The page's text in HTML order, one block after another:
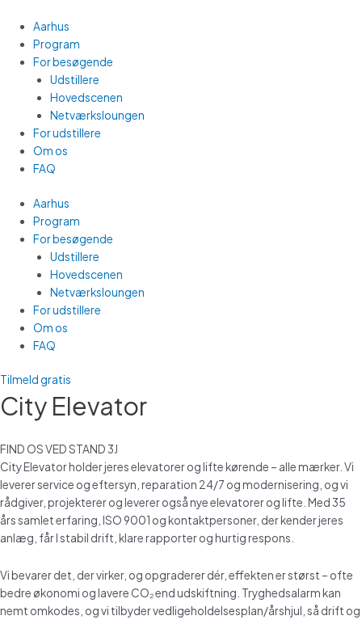
indholdet
Aarhus
Program
For besøgende
Udstillere
Hovedscenen
Netværksloungen
For udstillere
Om os
FAQ
Menu
Aarhus
Program
For besøgende
Udstillere
Hovedscenen
Netværksloungen
For udstillere
Om os
FAQ
Tilmeld gratis
City Elevator
FIND OS VED STAND 3J
City Elevator holder jeres elevatorer og lifte kørende – alle mærker. Vi
leverer service og eftersyn, reparation 24/7 og modernisering, og vi
rådgiver, projekterer og leverer også nye elevatorer og lifte. Med 35
års samlet erfaring, ISO 9001 og kontaktpersoner, der kender jeres
anlæg, får I stabil drift, klare rapporter og hurtig respons.
Vi bevarer det, der virker, og opgraderer dér, effekten er størst – ofte
bedre økonomi og lavere CO₂ end udskiftning. Tryghedsalarm kan
nemt omkodes, og vi tilbyder vedligeholdelsesplan/årshjul, så drift og